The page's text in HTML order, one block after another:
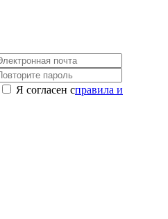
Я согласен справила и